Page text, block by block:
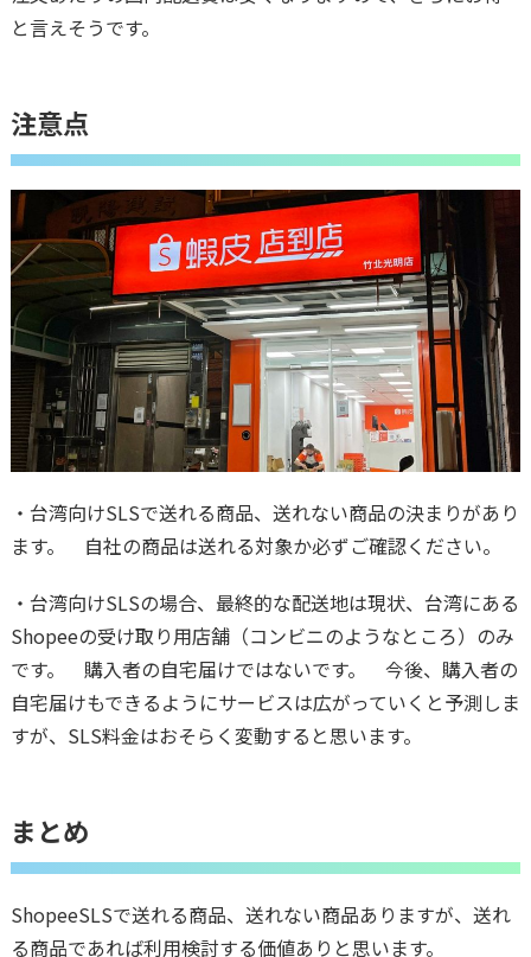
と言えそうです。
注意点
・台湾向けSLSで送れる商品、送れない商品の決まりがあり
ます。 自社の商品は送れる対象か必ずご確認ください。
・台湾向けSLSの場合、最終的な配送地は現状、台湾にある
Shopeeの受け取り用店舗（コンビニのようなところ）のみ
です。 購入者の自宅届けではないです。 今後、購入者の
自宅届けもできるようにサービスは広がっていくと予測しま
すが、SLS料金はおそらく変動すると思います。
まとめ
ShopeeSLSで送れる商品、送れない商品ありますが、送れ
る商品であれば利用検討する価値ありと思います。